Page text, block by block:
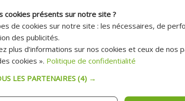
STANDARD POUR MOTEURS
DE CONFIGURATION
Prix :5.84 €
AU PANIER
BOUGIE NGK B9ES (2611)
MOTEURS À
cookies présents sur notre site ?
de cookies sur notre site : les nécessaires, de
des publicités.
plus d’informations sur nos cookies et ceux de nos
cookies ». Politique de confidentialité
LES PARTENAIRES (4) →